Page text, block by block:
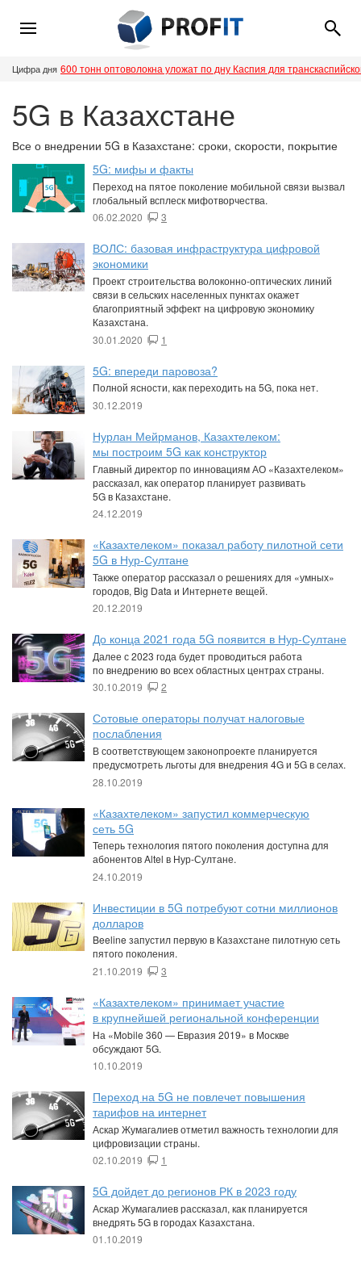
Цифра дня 600 тонн оптоволокна уложат по дну Каспия для
5G в Казахстане
Все о внедрении 5G в Казахстане: сроки, скорости, покрытие
5G: мифы и факты
Переход на пятое поколение мобильной связи вызвал
глобальный всплеск мифотворчества.
06.02.2020
3
ВОЛС: базовая инфраструктура цифровой
экономики
Проект строительства волоконно-оптических линий
связи в сельских населенных пунктах окажет
благоприятный эффект на цифровую экономику
Казахстана.
30.01.2020
1
5G: впереди паровоза?
Полной ясности, как переходить на 5G, пока нет.
30.12.2019
Нурлан Мейрманов, Казахтелеком:
мы построим 5G как конструктор
Главный директор по инновациям АО «Казахтелеком»
рассказал, как оператор планирует развивать
5G в Казахстане.
24.12.2019
«Казахтелеком» показал работу пилотной сети
5G в Нур-Султане
Также оператор рассказал о решениях для «умных»
городов, Big Data и Интернете вещей.
20.12.2019
До конца 2021 года 5G появится в Нур-Султане
Далее с 2023 года будет проводиться работа
по внедрению во всех областных центрах страны.
30.10.2019
2
Сотовые операторы получат налоговые
послабления
В соответствующем законопроекте планируется
предусмотреть льготы для внедрения 4G и 5G в селах.
28.10.2019
«Казахтелеком» запустил коммерческую
сеть 5G
Теперь технология пятого поколения доступна для
абонентов Altel в Нур-Султане.
24.10.2019
Инвестиции в 5G потребуют сотни миллионов
долларов
Beeline запустил первую в Казахстане пилотную сеть
пятого поколения.
21.10.2019
3
«Казахтелеком» принимает участие
в крупнейшей региональной конференции
На «Mobile 360 — Евразия 2019» в Москве
обсуждают 5G.
10.10.2019
Переход на 5G не повлечет повышения
тарифов на интернет
Аскар Жумагалиев отметил важность технологии для
цифровизации страны.
02.10.2019
1
5G дойдет до регионов РК в 2023 году
Аскар Жумагалиев рассказал, как планируется
внедрять 5G в городах Казахстана.
01.10.2019